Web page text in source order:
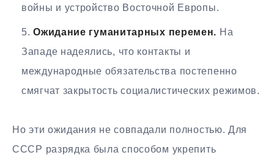
войны и устройство Восточной Европы.
Ожидание гуманитарных перемен. На
Западе надеялись, что контакты и
международные обязательства постепенно
смягчат закрытость социалистических режимов.
Но эти ожидания не совпадали полностью. Для
СССР разрядка была способом укрепить